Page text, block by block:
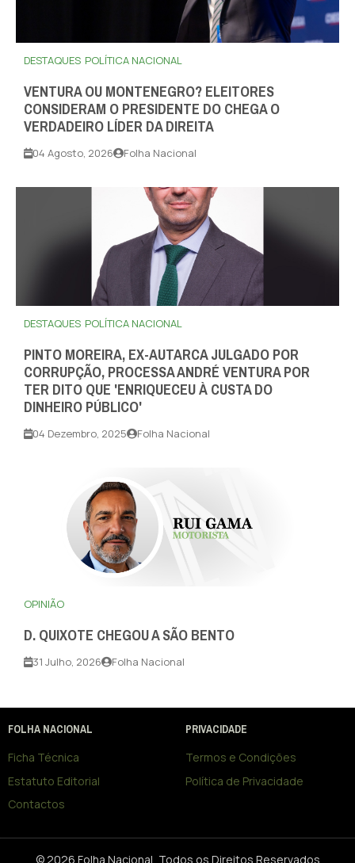
DESTAQUES POLÍTICA NACIONAL
VENTURA OU MONTENEGRO? ELEITORES
CONSIDERAM O PRESIDENTE DO CHEGA O
VERDADEIRO LÍDER DA DIREITA
04 Agosto, 2026 Folha Nacional
DESTAQUES POLÍTICA NACIONAL
PINTO MOREIRA, EX-AUTARCA JULGADO POR
CORRUPÇÃO, PROCESSA ANDRÉ VENTURA POR
TER DITO QUE 'ENRIQUECEU À CUSTA DO
DINHEIRO PÚBLICO'
04 Dezembro, 2025 Folha Nacional
OPINIÃO
D. QUIXOTE CHEGOU A SÃO BENTO
31 Julho, 2026 Folha Nacional
FOLHA NACIONAL
Ficha Técnica
Estatuto Editorial
Contactos
PRIVACIDADE
Termos e Condições
Política de Privacidade
© 2026 Folha Nacional, Todos os Direitos Reservados